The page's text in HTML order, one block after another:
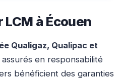
à Écouen
Qualigaz, Qualipac et
assurés en responsabilité
bénéficient des garanties